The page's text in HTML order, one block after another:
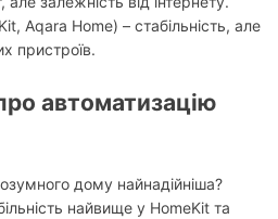
Aqara Home) – стабільність, але
пристроїв.
автоматизацію
дому найнадійніша?
найвище у HomeKit та